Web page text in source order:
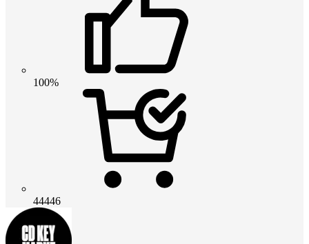
100%
44446